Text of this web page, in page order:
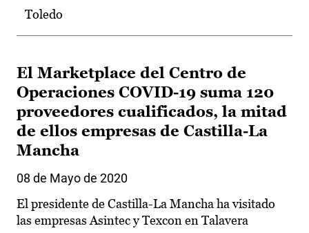
Toledo
El Marketplace del Centro de
Operaciones COVID-19 suma 120
proveedores cualificados, la mitad
de ellos empresas de Castilla-La
Mancha
08 de Mayo de 2020
El presidente de Castilla-La Mancha ha visitado
las empresas Asintec y Texcon en Talavera